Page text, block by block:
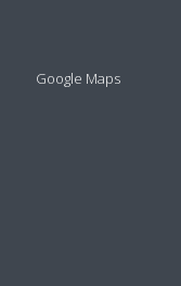
Google Maps